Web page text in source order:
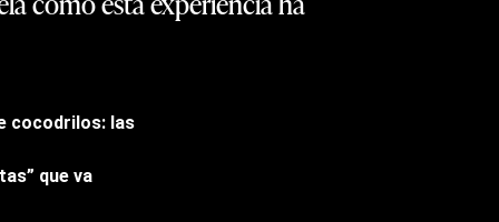
cocodrilos: las
que va